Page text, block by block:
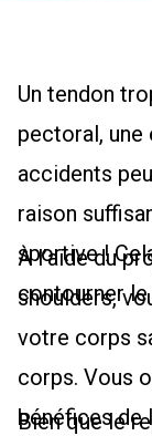
Un tendon
pectoral, une
accidents
raison
sportive !
contourner
À l’aide du
shoulders,
votre corps
corps. Vous
bénéfices de
Bien que le